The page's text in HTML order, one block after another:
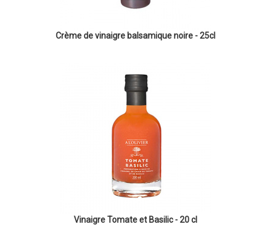
Crème de vinaigre balsamique noire - 25cl
Vinaigre Tomate et Basilic - 20 cl